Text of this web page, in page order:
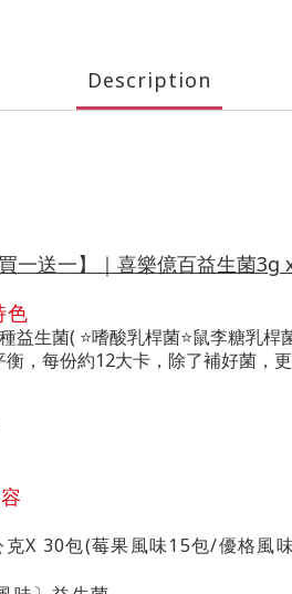
Description
一送一】｜喜樂億百益生菌3g
色
種益生菌( ⭐嗜酸乳桿菌⭐鼠李糖乳桿
衡，每份約12大卡，除了補好菌，
克X 30包(莓果風味 15包/優格風味